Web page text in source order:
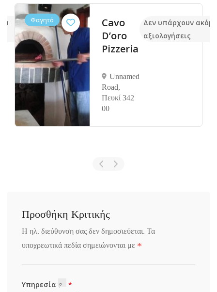
Φαγητό
Cavo
D’oro
Pizzeria
Unnamed
Road,
Πευκί 342
00
Δεν υπάρχουν
αξιολογήσεις
Προσθήκη Κριτικής
Η ηλ. διεύθυνση σας δεν δημοσιεύεται. Τα
υποχρεωτικά πεδία σημειώνονται με *
Υπηρεσία